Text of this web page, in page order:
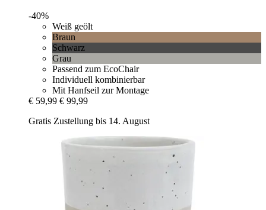
-40%
Weiß geölt
Braun
Schwarz
Grau
Passend zum EcoChair
Individuell kombinierbar
Mit Hanfseil zur Montage
€ 59,99 € 99,99
Gratis Zustellung bis 14. August